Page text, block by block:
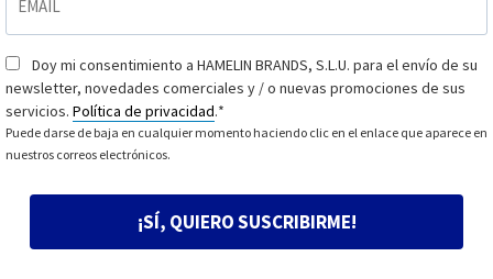
Consentimiento*
Doy mi consentimiento a HAMELIN BRANDS, S.L.U. para el envío de su
newsletter, novedades comerciales y / o nuevas promociones de sus
servicios. Política de privacidad.*
Puede darse de baja en cualquier momento haciendo clic en el enlace que aparece en
nuestros correos electrónicos.